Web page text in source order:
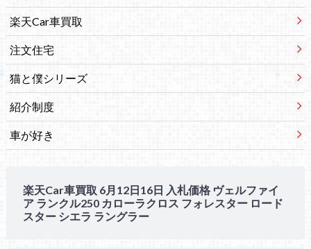
楽天Car車買取
注文住宅
猫と僕シリーズ
紹介制度
車が好き
楽天Car車買取 6月12日16日 入札価格 ヴェルファイ
ア ランクル250 カローラクロス フォレスター ロード
スター シエラ ラングラー